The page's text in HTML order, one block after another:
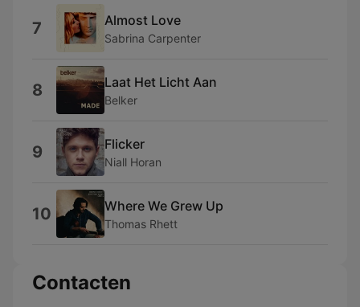
7 Almost Love
Sabrina Carpenter
8 Laat Het Licht Aan
Belker
9 Flicker
Niall Horan
10 Where We Grew Up
Thomas Rhett
Contacten